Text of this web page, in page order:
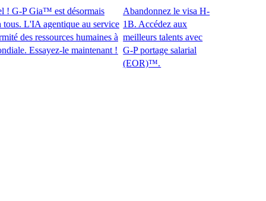
P Gia™ est désormais
L'IA agentique au service
ressources humaines à
Essayez-le maintenant !​​
Abandonnez le visa H-
1B. Accédez aux
meilleurs talents avec
G-P portage salarial
(EOR)™.​​